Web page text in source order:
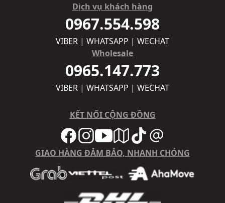
Dịch vụ khách hàng
0967.554.598
VIBER | WHATSAPP | WECHAT
Wholesale
0965.147.773
VIBER | WHATSAPP | WECHAT
KẾT NỐI CỘNG ĐỒNG
GIAO HÀNG ĐẢM BẢO, NHANH CHÓNG